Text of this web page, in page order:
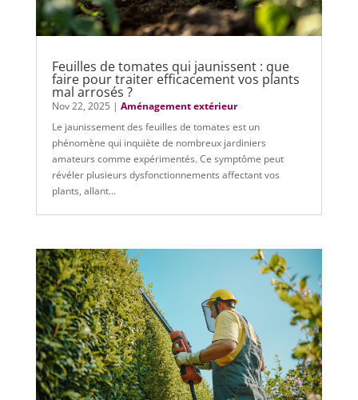
Feuilles de tomates qui jaunissent : que
faire pour traiter efficacement vos plants
mal arrosés ?
Nov 22, 2025 | Aménagement extérieur
Le jaunissement des feuilles de tomates est un
phénomène qui inquiète de nombreux jardiniers
amateurs comme expérimentés. Ce symptôme peut
révéler plusieurs dysfonctionnements affectant vos
plants, allant...